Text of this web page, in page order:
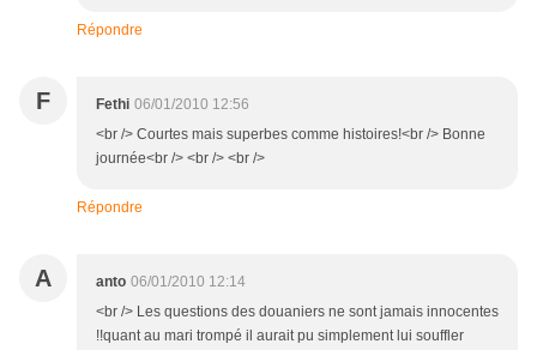
Répondre
F Fethi 06/01/2010 12:56
<br /> Courtes mais superbes comme histoires!<br /> Bonne
journée<br /> <br /> <br />
Répondre
A anto 06/01/2010 12:14
<br /> Les questions des douaniers ne sont jamais innocentes
!!quant au mari trompé il aurait pu simplement lui souffler